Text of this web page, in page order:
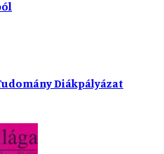
Diákpályázat